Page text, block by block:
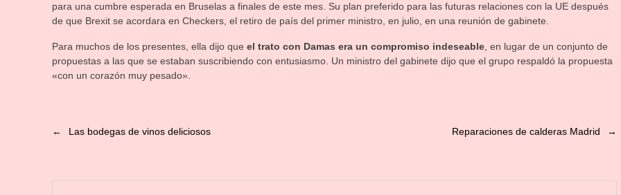
para una cumbre esperada en Bruselas a finales de este mes. Su plan preferido para las futuras relaciones con la UE después
de que Brexit se acordara en Checkers, el retiro de país del primer ministro, en julio, en una reunión de gabinete.
Para muchos de los presentes, ella dijo que el trato con Damas era un compromiso indeseable , en lugar de un conjunto de
propuestas a las que se estaban suscribiendo con entusiasmo. Un ministro del gabinete dijo que el grupo respaldó la propuesta
«con un corazón muy pesado».
← Las bodegas de vinos deliciosos →
Reparaciones de calderas Madrid